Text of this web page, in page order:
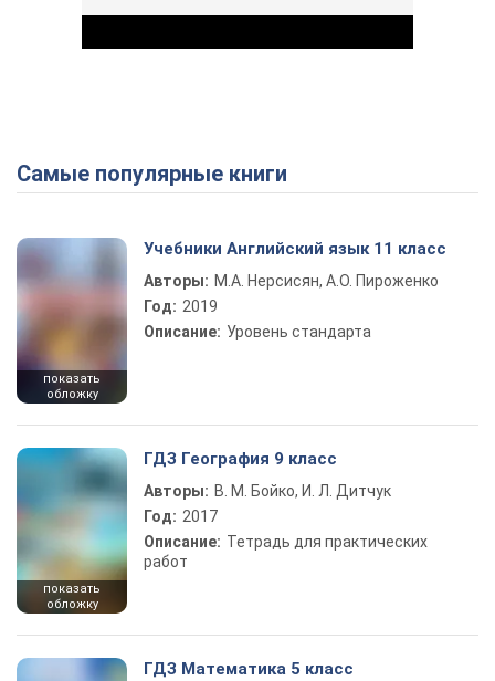
Play Video
Самые популярные книги
показать
обложку
Учебники Английский язык 11 класс
Авторы: М.А. Нерсисян, А.О. Пироженко
Год: 2019
Описание: Уровень стандарта
показать
обложку
ГДЗ География 9 класс
Авторы: В. М. Бойко, И. Л. Дитчук
Год: 2017
Описание: Тетрадь для практических
работ
ГДЗ Математика 5 класс